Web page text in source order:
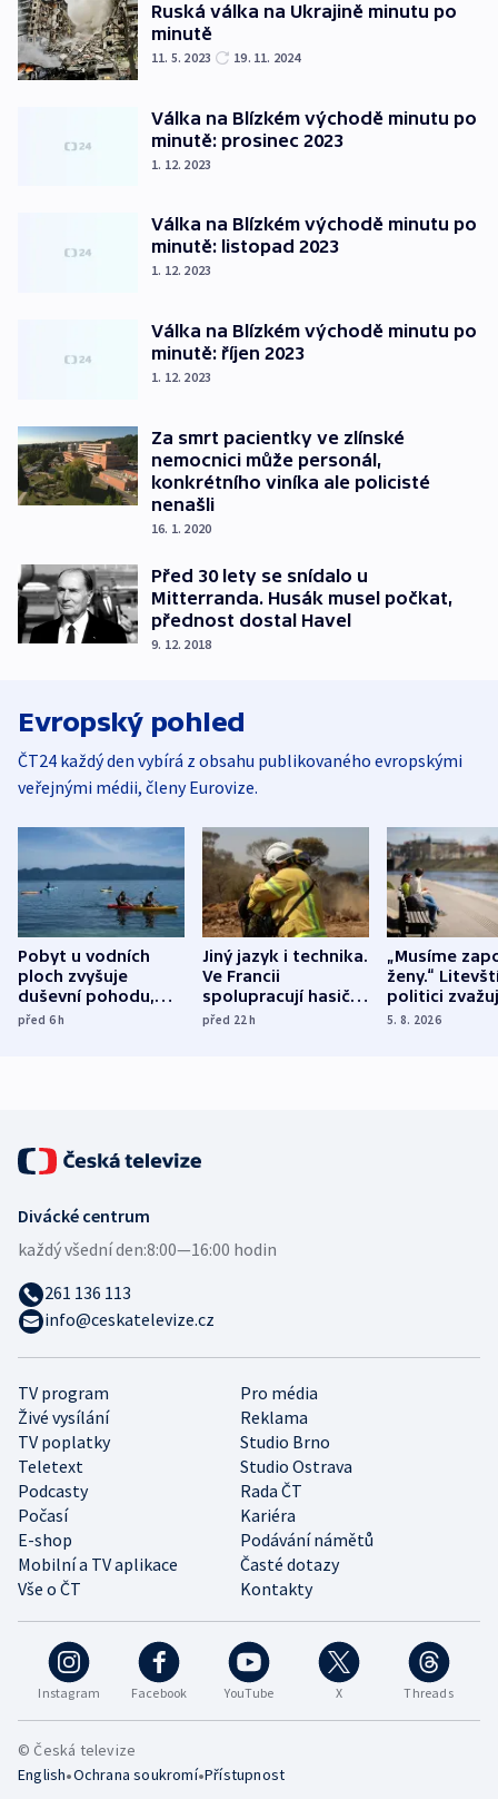
Ruská válka na Ukrajině minutu po
minutě
11. 5. 2023 19. 11. 2024
Válka na Blízkém východě minutu po
minutě: prosinec 2023
1. 12. 2023
Válka na Blízkém východě minutu po
minutě: listopad 2023
1. 12. 2023
Válka na Blízkém východě minutu po
minutě: říjen 2023
1. 12. 2023
Za smrt pacientky ve zlínské
nemocnici může personál,
konkrétního viníka ale policisté
nenašli
16. 1. 2020
Před 30 lety se snídalo u
Mitterranda. Husák musel počkat,
přednost dostal Havel
9. 12. 2018
Evropský pohled
ČT24 každý den vybírá z obsahu publikovaného evropskými
veřejnými médii, členy Eurovize.
Pobyt u vodních
ploch zvyšuje
duševní pohodu,
ukázala
před 6h
Jiný jazyk i technika.
Ve Francii
spolupracují hasiči z
různých zemí
před 22h
„Musíme
ženy.“
politici
dohodu o
5. 8. 2026
Instagram Facebook YouTube X Threads
TV program
Pro média
Živé vysílání
Reklama
TV poplatky
Studio Brno
Teletext
Studio Ostrava
Podcasty
Rada ČT
Počasí
Kariéra
E-shop
Podávání námětů
Mobilní a TV aplikace
Časté dotazy
Vše o ČT
Kontakty
Divácké centrum
každý všední den:8:00—16:00 hodin
261 136 113
info@ceskatelevize.cz
© Česká televize
English•Ochrana soukromí•Přístupnost